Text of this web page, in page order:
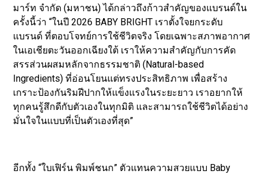
มาร์ท จำกัด (มหาชน) ได้กล่าวถึงก้าวสำคัญของแบรนด์ใน
ครั้งนี้ว่า “ในปี 2026 BABY BRIGHT เราตั้งใจยกระดับ
แบรนด์ ที่ตอบโจทย์การใช้ชีวิตจริง โดยเฉพาะสภาพอากาศ
ในเอเชียตะวันออกเฉียงใต้ เราให้ความสำคัญกับการคัด
สรรส่วนผสมหลักจากธรรมชาติ (Natural-based
Ingredients) ที่อ่อนโยนแต่ทรงประสิทธิภาพ เพื่อสร้าง
เกราะป้องกันริมฝีปากให้แข็งแรงในระยะยาว เราอยากให้
ทุกคนรู้สึกดีกับตัวเองในทุกมิติ และสามารถใช้ชีวิตได้อย่าง
มั่นใจในแบบที่เป็นตัวเองที่สุด”
อีกทั้ง “ใบเฟิร์น พิมพ์ชนก” ตัวแทนความสวยแบบ Baby